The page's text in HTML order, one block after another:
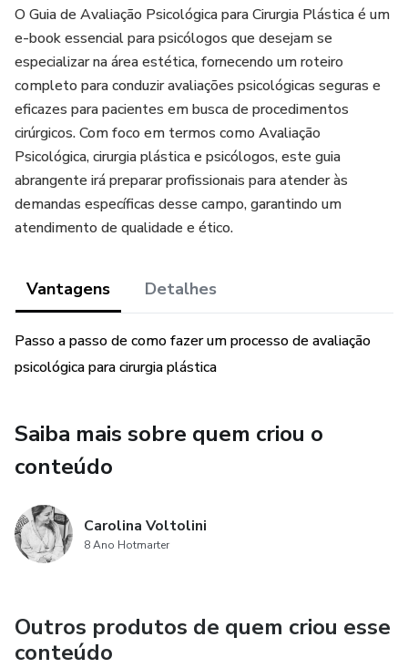
O Guia de Avaliação Psicológica para Cirurgia Plástica é um
e-book essencial para psicólogos que desejam se
especializar na área estética, fornecendo um roteiro
completo para conduzir avaliações psicológicas seguras e
eficazes para pacientes em busca de procedimentos
cirúrgicos. Com foco em termos como Avaliação
Psicológica, cirurgia plástica e psicólogos, este guia
abrangente irá preparar profissionais para atender às
demandas específicas desse campo, garantindo um
atendimento de qualidade e ético.
Vantagens Detalhes
Passo a passo de como fazer um processo de avaliação
psicológica para cirurgia plástica
Saiba mais sobre quem criou o
conteúdo
Carolina Voltolini
8 Ano Hotmarter
Outros produtos de quem criou esse
conteúdo